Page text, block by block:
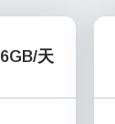
6GB/天